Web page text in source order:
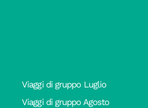
Viaggi di gruppo Luglio
Viaggi di gruppo Agosto